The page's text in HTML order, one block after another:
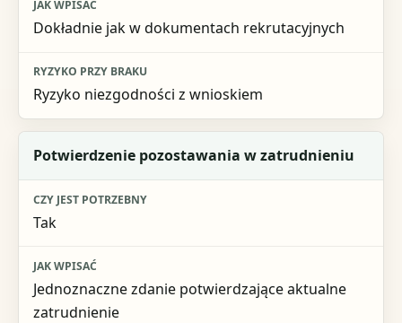
Dokładnie jak w dokumentach rekrutacyjnych
Ryzyko niezgodności z wnioskiem
Potwierdzenie pozostawania w zatrudnieniu
Tak
Jednoznaczne zdanie potwierdzające aktualne
zatrudnienie